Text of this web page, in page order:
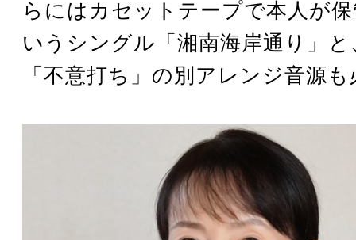
らにはカセットテープで本人が
いうシングル「湘南海岸通り」
「不意打ち」の別アレンジ音源